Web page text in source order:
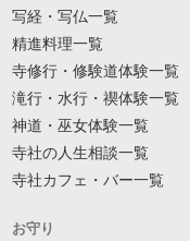
写経・写仏一覧
精進料理一覧
寺修行・修験道体験一覧
滝行・水行・禊体験一覧
神道・巫女体験一覧
寺社の人生相談一覧
寺社カフェ・バー一覧
お守り